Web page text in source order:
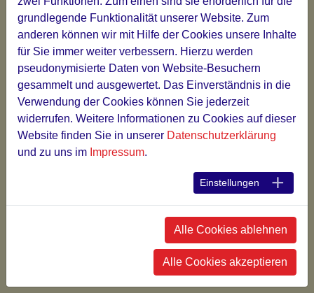
Alexandra Kraus,
Diskussion verschiedener Betrachtungsweisen“;
Franz Josef Haberl,
„Der Nabel in der embryologischen Entwicklung und
therapeutische Ansätze“;
„Der Vergleich macht nicht sicher – die neurologische
„BLT - ein mögliches Behandlungskonzept in der
grundlegende Funktionalität unserer Website. Zum
anderen können wir mit Hilfe der Cookies unsere Inhalte
für Sie immer weiter verbessern. Hierzu werden
pseudonymisierte Daten von Website-Besuchern
gesammelt und ausgewertet. Das Einverständnis in die
Verwendung der Cookies können Sie jederzeit
widerrufen. Weitere Informationen zu Cookies auf dieser
Website finden Sie in unserer Datenschutzerklärung
und zu uns im Impressum.
Einstellungen
Alle Cookies ablehnen
Alle Cookies akzeptieren